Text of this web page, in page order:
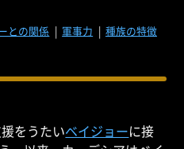
との関係 | 軍事力 | 種族の特徴
をうたいベイジョーに接